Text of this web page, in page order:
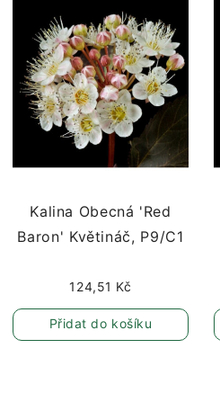
Kalina Obecná 'Red
Baron' Květináč, P9/C1
124,51 Kč
Přidat do košíku